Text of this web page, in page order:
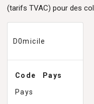
(tarifs TVAC) pour des
D0micile
Code Pays
Pays